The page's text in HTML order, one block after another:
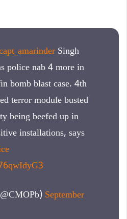
Singh
police nab 4 more in
bomb blast case. 4th
terror module busted
being beefed up in
installations, says
September